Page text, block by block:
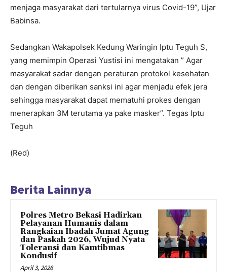
menjaga masyarakat dari tertularnya virus Covid-19”, Ujar
Babinsa.
Sedangkan Wakapolsek Kedung Waringin Iptu Teguh S,
yang memimpin Operasi Yustisi ini mengatakan ” Agar
masyarakat sadar dengan peraturan protokol kesehatan
dan dengan diberikan sanksi ini agar menjadu efek jera
sehingga masyarakat dapat mematuhi prokes dengan
menerapkan 3M terutama ya pake masker”. Tegas Iptu
Teguh
(Red)
Berita Lainnya
Polres Metro Bekasi Hadirkan
Pelayanan Humanis dalam
Rangkaian Ibadah Jumat Agung
dan Paskah 2026, Wujud Nyata
Toleransi dan Kamtibmas
Kondusif
April 3, 2026